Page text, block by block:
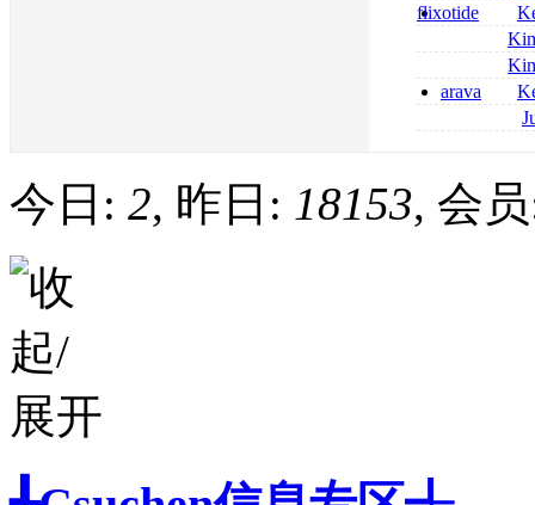
nolvadex
nolvadex
flixotide
junior kaufen
métronidazole
2026
coumadin
arava
kaufen
今日: 2, 昨日: 18153, 会